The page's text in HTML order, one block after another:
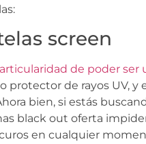
screen
de poder
protector de rayos UV, y
bien, si estás
black out oferta
en cualquier